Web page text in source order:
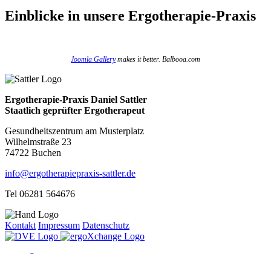
Einblicke in unsere Ergotherapie-Praxis
Joomla Gallerymakes it better. Balbooa.com
Ergotherapie-Praxis Daniel Sattler
Staatlich geprüfter Ergotherapeut
Gesundheitszentrum am Musterplatz
Wilhelmstraße 23
74722 Buchen
info@ergotherapiepraxis-sattler.de
Tel 06281 564676
Kontakt Impressum Datenschutz